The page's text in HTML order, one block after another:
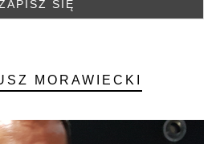
MORAWIECKI